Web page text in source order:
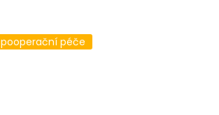
pooperační péče